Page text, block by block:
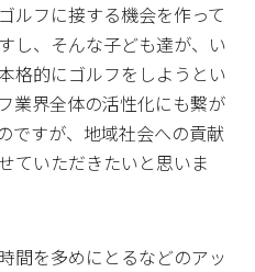
ルフに接する機会を作って
し、そんな子ども達が、い
格的にゴルフをしようとい
業界全体の活性化にも繋が
ですが、地域社会への貢献
ていただきたいと思いま
間を多めにとるなどのアッ